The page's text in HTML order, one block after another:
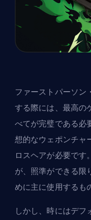
ファーストパーソン
する際には、最高の
べてが完璧である必
想的なウェポンチャ
ロスヘアが必要です
が、照準ができる限
めに主に使用するも
しかし、時にはデフ